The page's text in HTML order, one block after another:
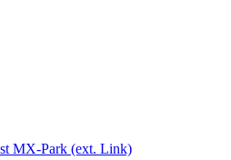
MX-Park (ext. Link)